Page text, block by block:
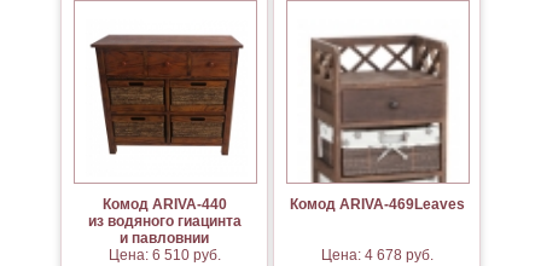
Комод ARIVA-440
из водяного гиацинта
и павловнии
Цена: 6 510 руб.
Комод ARIVA-469Leaves
Цена: 4 678 руб.